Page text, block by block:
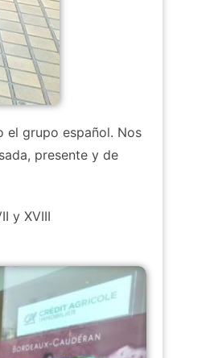
el grupo español. Nos
presente y de
y XVIII